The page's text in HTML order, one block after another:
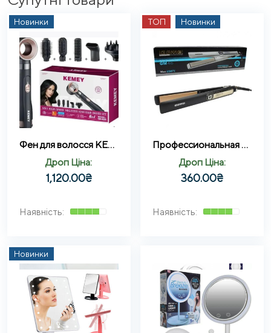
Новинки
Фен для волосся KEMEY 6в1 CFJ-KM-9205
Дроп Ціна:
1,120.00₴
ТОП Новинки
Профессиональная плойка выравниватель для волос Gemei GM-416
Дроп Ціна:
360.00₴
Новинки